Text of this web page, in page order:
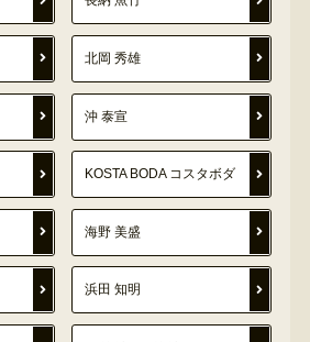
北岡 秀雄
沖 泰宣
KOSTA BODA コスタボダ
海野 美盛
浜田 知明